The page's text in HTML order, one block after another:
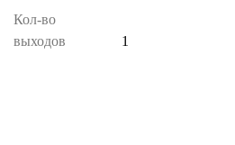
Кол-во
выходов
1